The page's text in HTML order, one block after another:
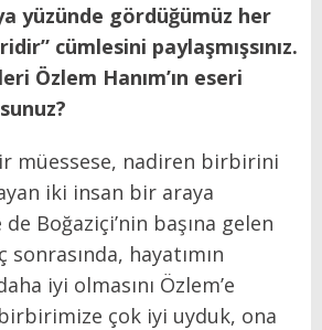
yüzünde gördüğümüz her
cümlesini paylaşmışsınız.
Özlem Hanım’ın eseri
müessese, nadiren birbirini
iki insan bir araya
Boğaziçi’nin başına gelen
sonrasında, hayatımın
iyi olmasını Özlem’e
çok iyi uyduk, ona